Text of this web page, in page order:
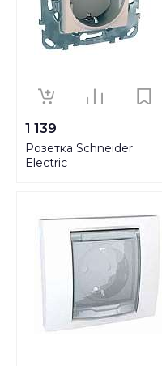
1 139
Розетка Schneider
Electric